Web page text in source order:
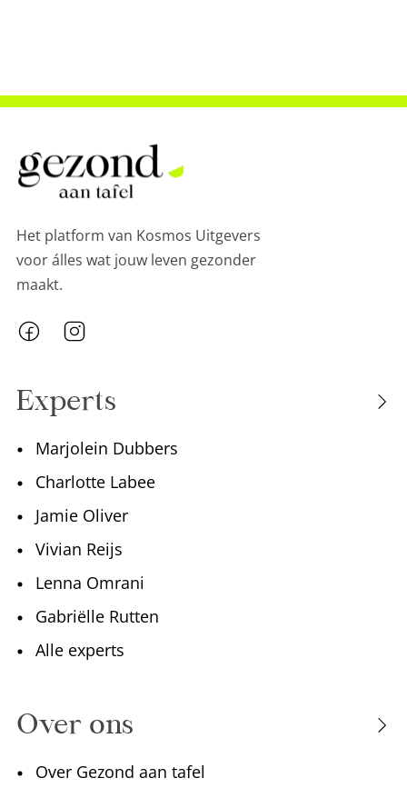
Het platform van Kosmos Uitgevers
voor álles wat jouw leven gezonder
maakt.
Experts
Marjolein Dubbers
Charlotte Labee
Jamie Oliver
Vivian Reijs
Lenna Omrani
Gabriëlle Rutten
Alle experts
Over ons
Over Gezond aan tafel